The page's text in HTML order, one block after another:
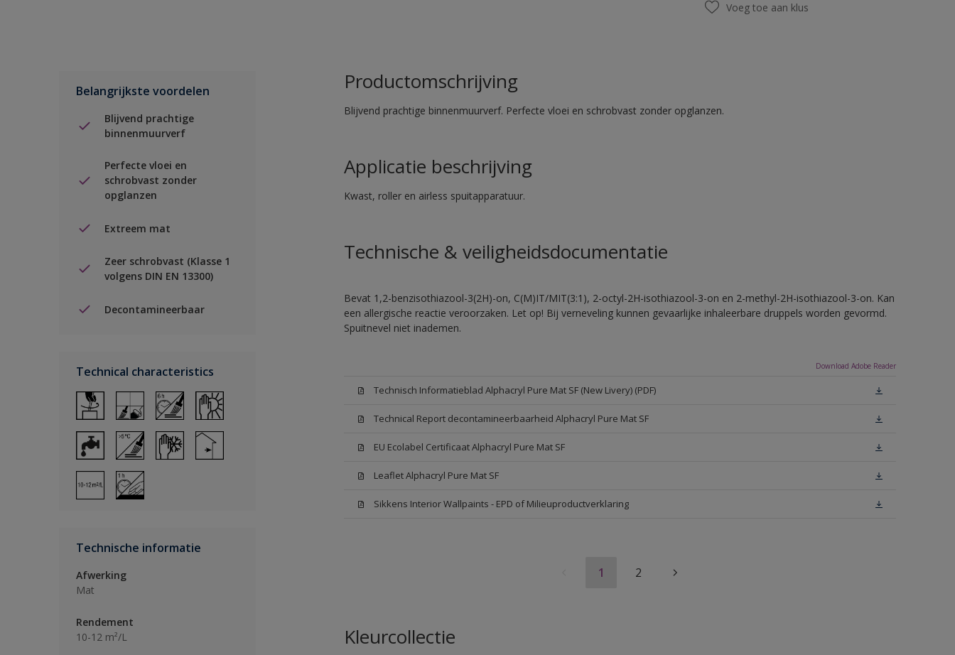
Voeg toe aan klus
Belangrijkste voordelen
Blijvend prachtige
binnenmuurverf
Perfecte vloei en
schrobvast zonder
opglanzen
Extreem mat
Zeer schrobvast (Klasse 1
volgens DIN EN 13300)
Decontamineerbaar
Technical characteristics
Technische informatie
Afwerking
Mat
Rendement
10-12 m²/L
Productomschrijving
Blijvend prachtige binnenmuurverf. Perfecte vloei en schrobvast zonder opglanzen.
Applicatie beschrijving
Kwast, roller en airless spuitapparatuur.
Technische & veiligheidsdocumentatie
Bevat 1,2-benzisothiazool-3(2H)-on, C(M)IT/MIT(3:1), 2-octyl-2H-isothiazool-3-on en 2-methyl-2H-isothiazool-3-on. Kan
een allergische reactie veroorzaken. Let op! Bij verneveling kunnen gevaarlijke inhaleerbare druppels worden gevormd.
Spuitnevel niet inademen.
Download Adobe Reader
Technisch Informatieblad Alphacryl Pure Mat SF (New Livery) (PDF)
Technical Report decontamineerbaarheid Alphacryl Pure Mat SF
EU Ecolabel Certificaat Alphacryl Pure Mat SF
Leaflet Alphacryl Pure Mat SF
Sikkens Interior Wallpaints - EPD of Milieuproductverklaring
1 2
Kleurcollectie